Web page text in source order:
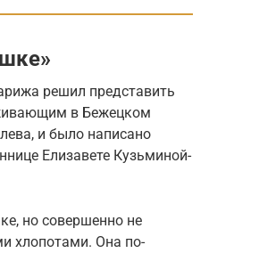
решил представить
в Бежецком
и было написано
Елизавете Кузьминой-
но совершенно не
хлопотами. Она по-